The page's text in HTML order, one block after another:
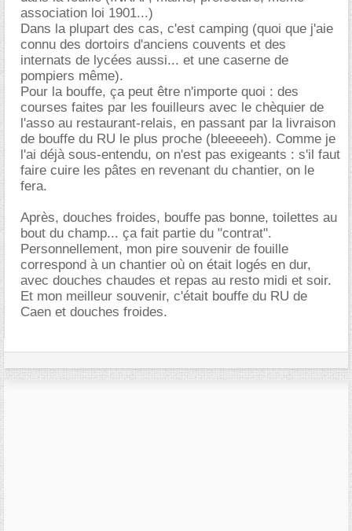
association loi 1901...)
Dans la plupart des cas, c'est camping (quoi que j'aie
connu des dortoirs d'anciens couvents et des
internats de lycées aussi... et une caserne de
pompiers même).
Pour la bouffe, ça peut être n'importe quoi : des
courses faites par les fouilleurs avec le chèquier de
l'asso au restaurant-relais, en passant par la livraison
de bouffe du RU le plus proche (bleeeeeh). Comme je
l'ai déjà sous-entendu, on n'est pas exigeants : s'il faut
faire cuire les pâtes en revenant du chantier, on le
fera.
Après, douches froides, bouffe pas bonne, toilettes au
bout du champ... ça fait partie du "contrat".
Personnellement, mon pire souvenir de fouille
correspond à un chantier où on était logés en dur,
avec douches chaudes et repas au resto midi et soir.
Et mon meilleur souvenir, c'était bouffe du RU de
Caen et douches froides.